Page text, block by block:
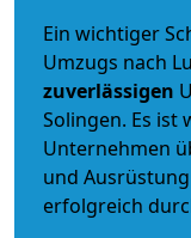
Ein wichtiger
Umzugs nach
zuverlässigen
Solingen. Es ist
Unternehmen
und
erfolgreich